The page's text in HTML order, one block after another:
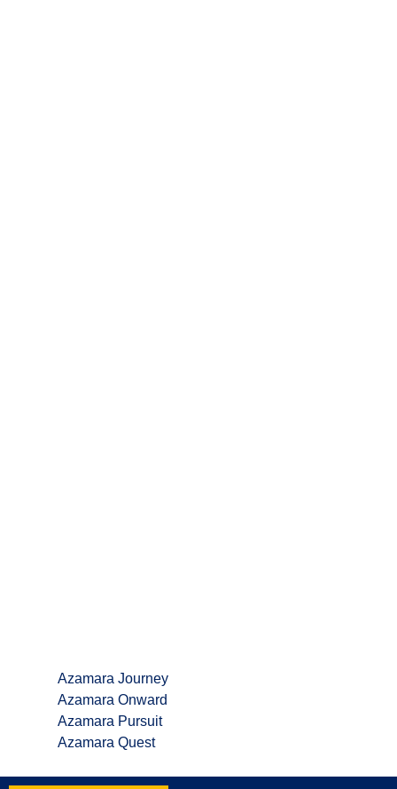
Azamara Journey
Azamara Onward
Azamara Pursuit
Azamara Quest